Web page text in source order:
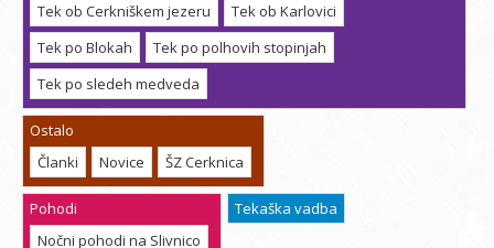
Tek ob Cerkniškem jezeru
Tek ob Karlovici
Tek po Blokah
Tek po polhovih stopinjah
Tek po sledeh medveda
Ostalo
Članki
Novice ŠZ Cerknica
Pohodi
Nočni pohodi na Slivnico
Tekaška vadba